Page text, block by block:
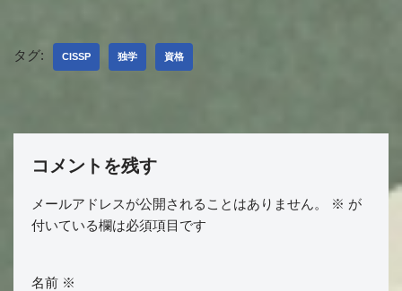
タグ: CISSP 独学 資格
コメントを残す
メールアドレスが公開されることはありません。 ※ が
付いている欄は必須項目です
名前 ※